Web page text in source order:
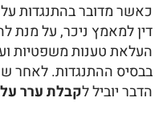
כאשר מדובר בהתנגדות
דין למאמץ ניכר, על מנת
העלאת טענות משפטיות
בבסיס ההתנגדות. לאחר
הדבר יוביל לקבלת ערר על